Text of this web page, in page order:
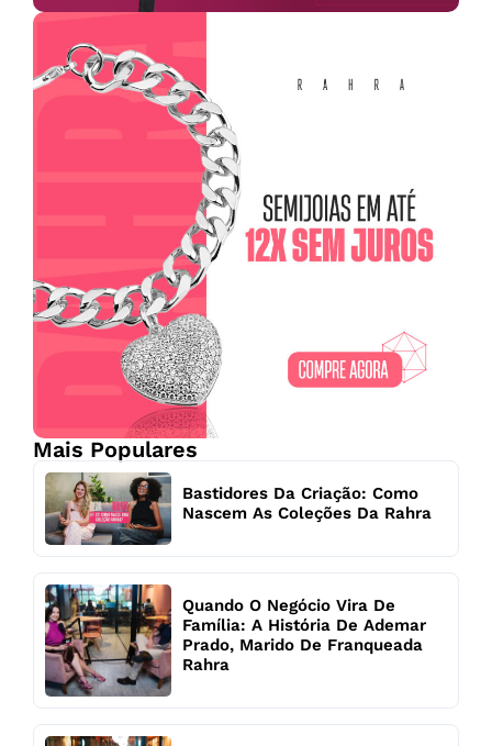
Mais Populares
Bastidores Da Criação: Como
Nascem As Coleções Da Rahra
Quando O Negócio Vira De
Família: A História De Ademar
Prado, Marido De Franqueada
Rahra